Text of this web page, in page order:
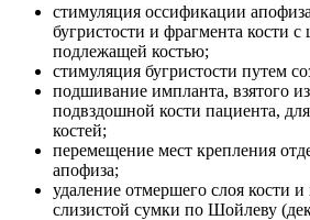
стимуляция оссификации
бугристости и фрагмента кости
подлежащей костью;
стимуляция бугристости путем
подшивание импланта, взятого
подвздошной кости пациента,
костей;
перемещение мест крепления
апофиза;
удаление отмершего слоя кости
слизистой сумки по Шойлеву